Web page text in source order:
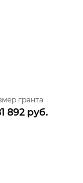
гранта
892 руб.